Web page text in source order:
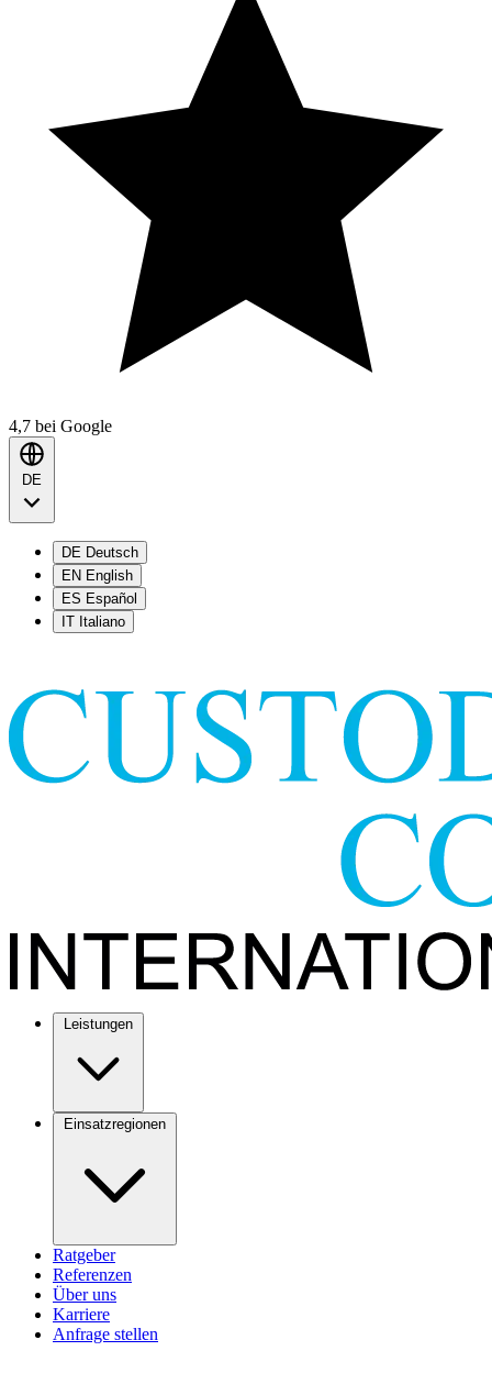
4,7 bei Google
DE
DE Deutsch
EN English
ES Español
IT Italiano
Ratgeber
Referenzen
Über uns
Karriere
Anfrage stellen